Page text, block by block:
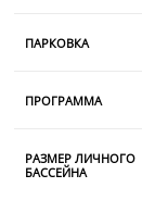
ПАРКОВКА
ПРОГРАММА
РАЗМЕР ЛИЧНОГО
БАССЕЙНА